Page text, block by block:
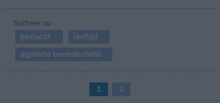
Sorteer op
geslacht
leeftijd
algehele tevredenheid
1 2